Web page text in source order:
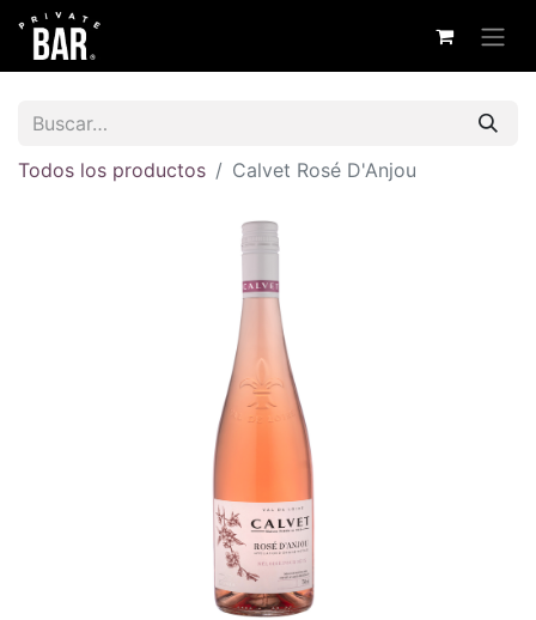
Todos los productos Calvet Rosé D'Anjou